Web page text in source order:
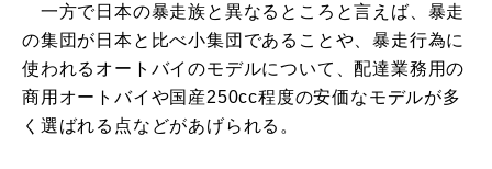
一方で日本の暴走族と異なるところと言えば、暴走
の集団が日本と比べ小集団であることや、暴走行為に
使われるオートバイのモデルについて、配達業務用の
商用オートバイや国産250cc程度の安価なモデルが多
く選ばれる点などがあげられる。